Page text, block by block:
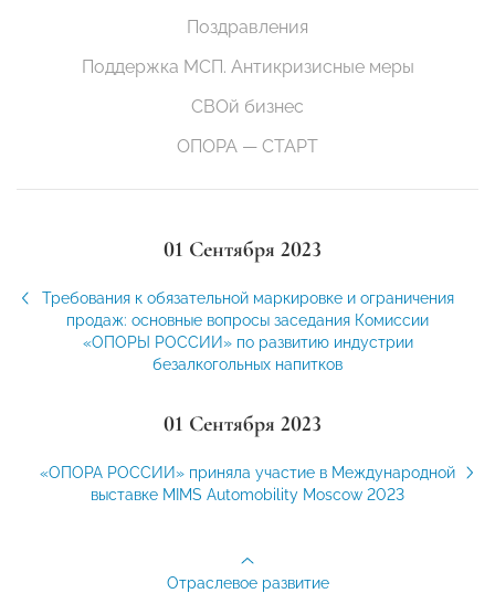
Поздравления
Поддержка МСП. Антикризисные меры
СВОй бизнес
ОПОРА — СТАРТ
01 Сентября 2023
Требования к обязательной маркировке и ограничения
продаж: основные вопросы заседания Комиссии
«ОПОРЫ РОССИИ» по развитию индустрии
безалкогольных напитков
01 Сентября 2023
«ОПОРА РОССИИ» приняла участие в Международной
выставке MIMS Automobility Moscow 2023
Отраслевое развитие